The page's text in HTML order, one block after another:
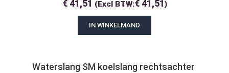
€41,51 (Excl BTW:€41,51)
IN WINKELMAND
Waterslang SM koelslang rechtsachter